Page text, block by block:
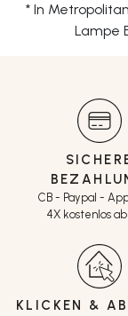
* In
Lampe
CB - Paypal -
4X kostenlos
KLICKEN &